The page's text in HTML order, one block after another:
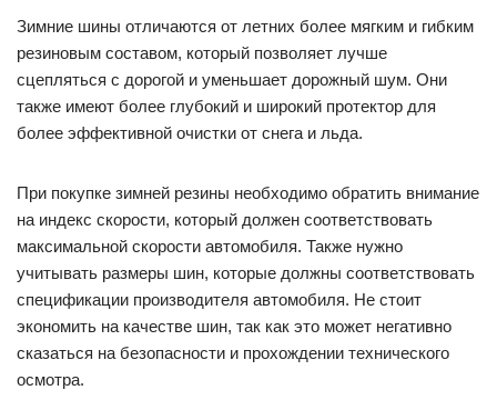
Зимние шины отличаются от летних более мягким и гибким
резиновым составом, который позволяет лучше
сцепляться с дорогой и уменьшает дорожный шум. Они
также имеют более глубокий и широкий протектор для
более эффективной очистки от снега и льда.
При покупке зимней резины необходимо обратить внимание
на индекс скорости, который должен соответствовать
максимальной скорости автомобиля. Также нужно
учитывать размеры шин, которые должны соответствовать
спецификации производителя автомобиля. Не стоит
экономить на качестве шин, так как это может негативно
сказаться на безопасности и прохождении технического
осмотра.